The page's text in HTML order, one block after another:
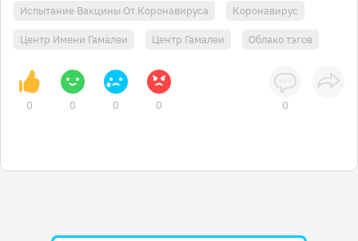
Испытание Вакцины От Коронавируса Коронавирус
Центр Имени Гамалеи Центр Гамалеи Облако тэгов
0 0 0 0 0